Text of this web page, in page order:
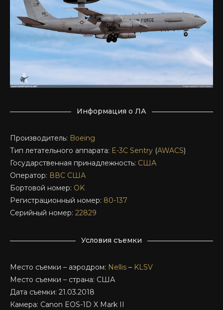
Информация о ЛА
Производитель: Boeing
Тип летательного аппарата: E-3C Sentry (AWACS)
Государственная принадлежность: США
Оператор: ВВС США
Бортовой номер: OK
Регистрационный номер: 80-137
Серийный номер: 22829
Условия съемки
Место съемки – аэродром: Nellis – KLSV
Место съемки – страна: США
Дата съемки: 21.03.2018
Камера: Canon EOS-1D X Mark II